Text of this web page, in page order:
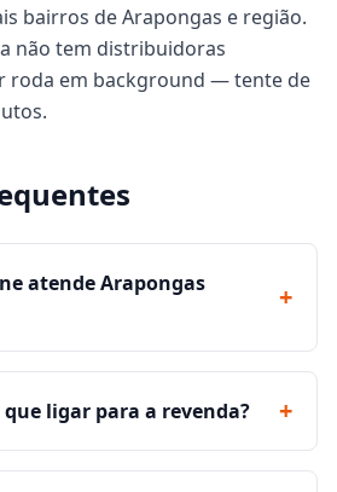
bairros de Arapongas e região.
não tem distribuidoras
roda em background — tente de
atende Arapongas
+
que ligar para a revenda? +